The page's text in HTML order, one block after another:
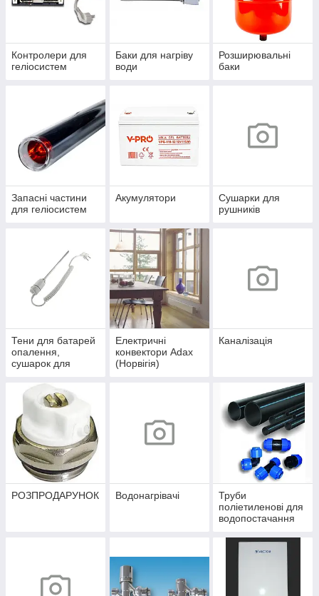
Контролери для
геліосистем
Баки для нагріву
води
Розширювальні
баки
Запасні частини
для геліосистем
Акумулятори
Сушарки для
рушників
Тени для батарей
опалення,
сушарок для
Електричні
конвектори Adax
(Норвігія)
Каналізація
РОЗПРОДАРУНОК Водонагрівачі
Труби
поліетиленові для
водопостачання